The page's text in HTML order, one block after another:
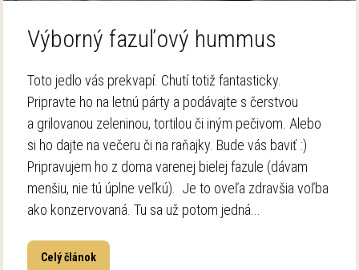
Výborný fazuľový hummus
Toto jedlo vás prekvapí. Chutí totiž fantasticky.
Pripravte ho na letnú párty a podávajte s čerstvou
a grilovanou zeleninou, tortilou či iným pečivom. Alebo
si ho dajte na večeru či na raňajky. Bude vás baviť :)
Pripravujem ho z doma varenej bielej fazule (dávam
menšiu, nie tú úplne veľkú). Je to oveľa zdravšia voľba
ako konzervovaná. Tu sa už potom jedná...
Celý článok